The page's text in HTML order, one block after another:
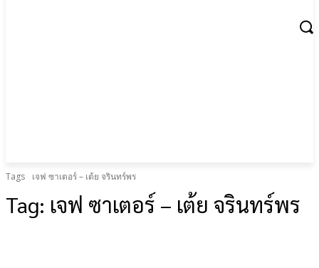
Tags เจฟ ซาเตอร์ – เต้ย จรินทร์พร
Tag: เจฟ ซาเตอร์ – เต้ย จรินทร์พร